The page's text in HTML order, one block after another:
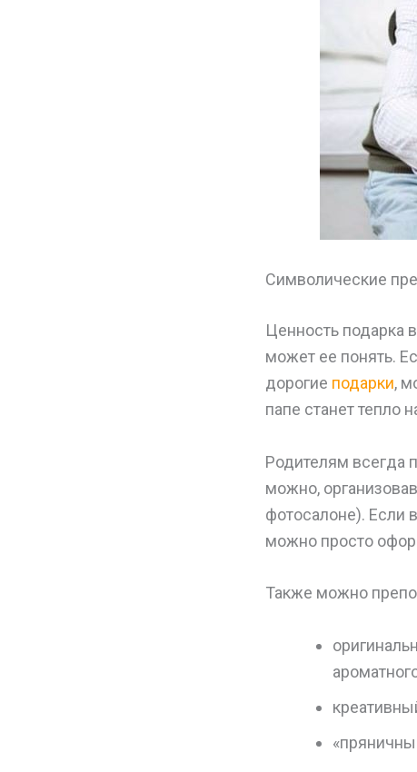
Символические
Ценность подарка
может ее понять.
дорогие подарки,
папе станет тепло
Родителям всегда
можно,
фотосалоне). Если
можно просто
Также можно